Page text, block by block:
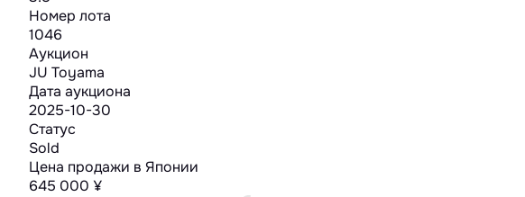
Номер лота
1046
Аукцион
JU Toyama
Дата аукциона
2025-10-30
Статус
Sold
Цена продажи в Японии
645 000 ¥